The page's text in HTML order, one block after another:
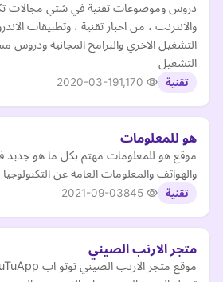
دروس وموضوعات تقنية في شتي مجالات
التشغيل الاخري والبرامج المجانية ودروس
التشغيل
تقنية 2020-03-19
هو للمعلومات
موقع هو للمعلومات مهتم بكل ما هو جديد
والهواتف والمعلومات العامة عن التكنولوجيا
تقنية 2021-09-03
متجر الارنب الصيني